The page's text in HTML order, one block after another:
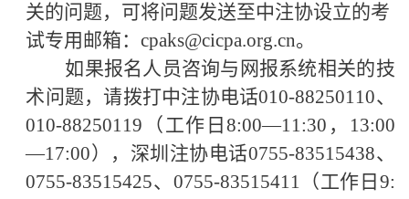
关的问题，可将问题发送至中注协设立的考
试专用邮箱：cpaks@cicpa.org.cn。
如果报名人员咨询与网报系统相关的技
术问题，请拨打中注协电话010-88250110、
010-88250119（工作日8:00—11:30，13:00
—17:00），深圳注协电话0755-83515438、
0755-83515425、 0755-83515411 （工作日 9: